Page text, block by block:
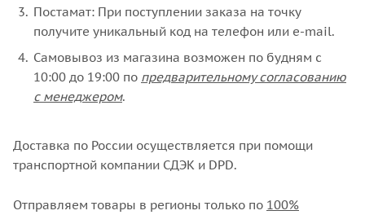
Постамат: При поступлении заказа на точку
получите уникальный код на телефон или e-mail.
Самовывоз из магазина возможен по будням с
10:00 до 19:00 по предварительному согласованию
с менеджером.
Доставка по России осуществляется при помощи
транспортной компании СДЭК и DPD.
Отправляем товары в регионы только по 100%